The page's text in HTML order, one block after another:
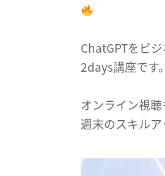
ChatGPTをビ
2days講座です。
オンライン視
週末のスキルア